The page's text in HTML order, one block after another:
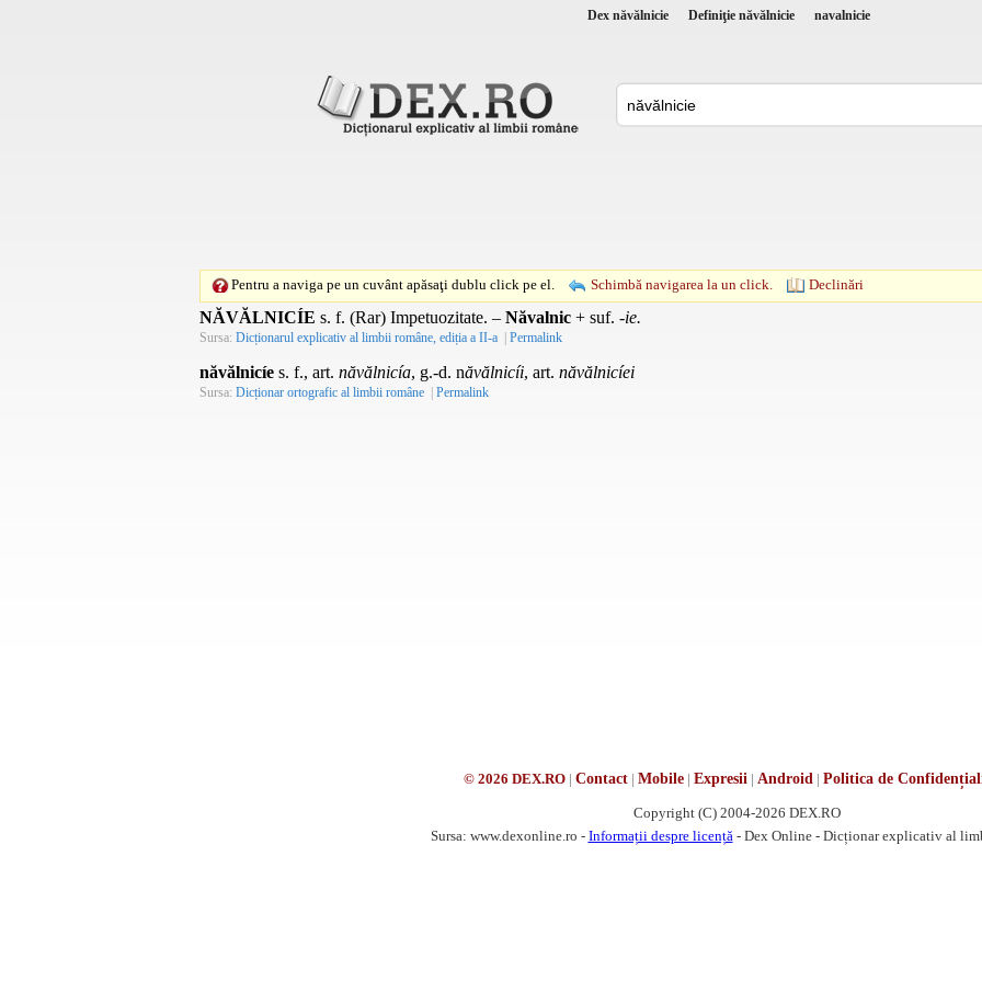
Dex năvălnicie Definiţie năvălnicie navalnicie
Pentru a naviga pe un cuvânt apăsaţi dublu click pe el. Schimbă navigarea la un click. Declinări
NĂVĂLNICÍE s. f. (Rar) Impetuozitate. – Năvalnic + suf. -ie.
Sursa: Dicționarul explicativ al limbii române, ediția a II-a | Permalink
năvălnicíe s. f., art. năvălnicía, g.-d. năvălnicíi, art. năvălnicíei
Sursa: Dicționar ortografic al limbii române | Permalink
© 2026 DEX.RO| Contact| Mobile| Expresii | Android | Politica de
Copyright (C) 2004-2026 DEX.RO
Sursa: www.dexonline.ro - Informații despre licență - Dex Online - Dicționar explicativ al